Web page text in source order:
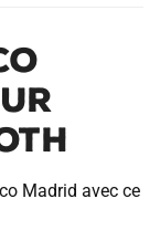
Madrid avec ce